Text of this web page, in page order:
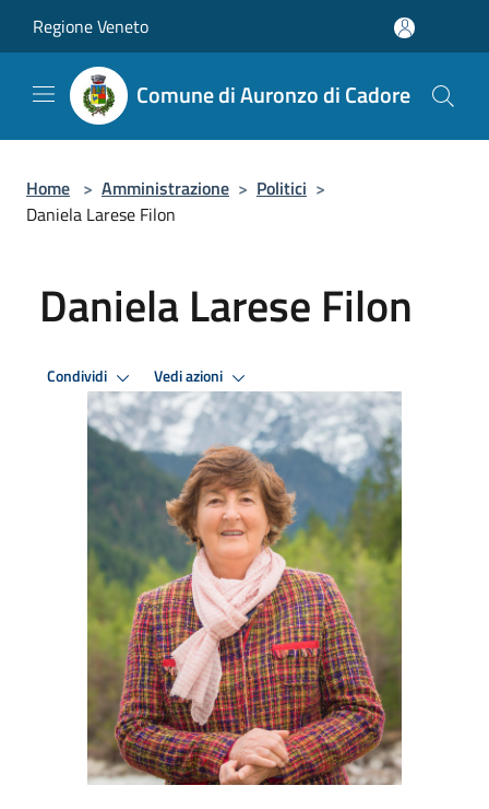
Regione Veneto
Comune di Auronzo di Cadore
Home > Amministrazione > Politici >
Daniela Larese Filon
Daniela Larese Filon
Condividi Vedi azioni